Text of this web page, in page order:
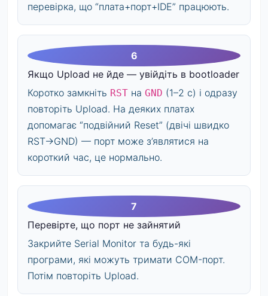
перевірка, що “плата+порт+IDE” працюють.
Якщо Upload не йде — увійдіть в bootloader
Коротко замкніть RST на GND (1–2 с) і одразу
повторіть Upload. На деяких платах
допомагає “подвійний Reset” (двічі швидко
RST→GND) — порт може з’являтися на
короткий час, це нормально.
Перевірте, що порт не зайнятий
Закрийте Serial Monitor та будь-які
програми, які можуть тримати COM-порт.
Потім повторіть Upload.